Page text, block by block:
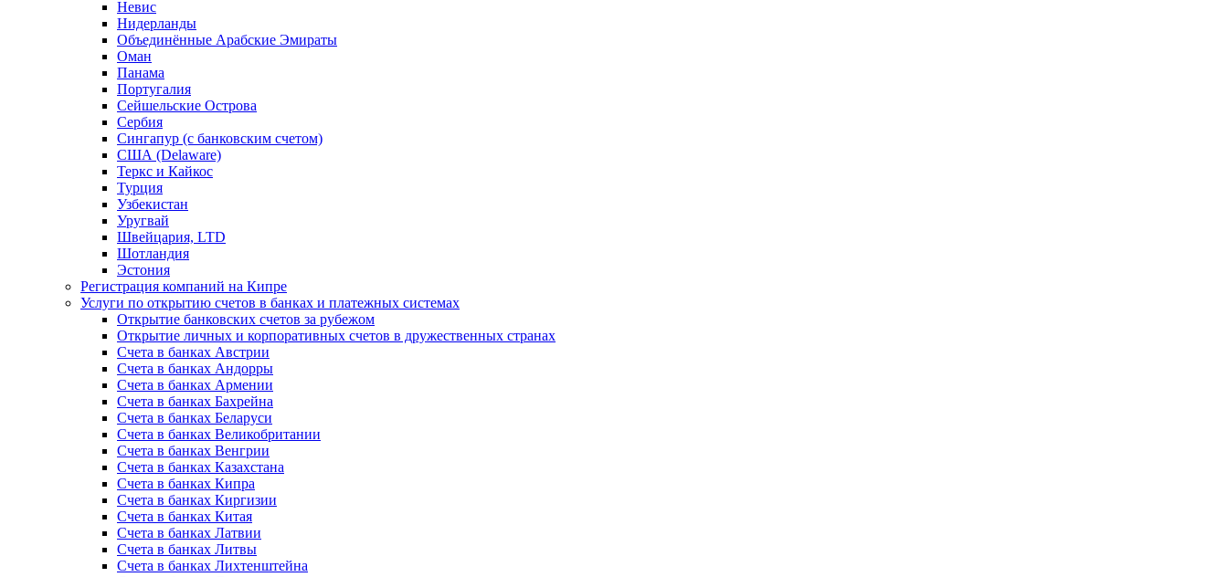
Нeвис
Нидерланды
Объединённые Арабские Эмираты
Оман
Панама
Португалия
Сейшельские Острова
Сербия
Сингапур (c банковским счетом)
США (Delaware)
Теркс и Кайкос
Турция
Узбекистан
Уругвай
Швейцария, LTD
Шотландия
Эстония
Регистрация компаний на Кипре
Услуги по открытию счетов в банках и платежных системах
Открытие банковских счетов за рубежом
Открытие личных и корпоративных счетов в дружественных странах
Счета в банках Австрии
Счета в банках Андорры
Счета в банках Армении
Счета в банках Бахрейна
Счета в банках Беларуси
Счета в банках Великобритании
Счета в банках Венгрии
Счета в банках Казахстана
Счета в банках Кипра
Счета в банках Киргизии
Счета в банках Китая
Счета в банках Латвии
Счета в банках Литвы
Счета в банках Лихтенштейна